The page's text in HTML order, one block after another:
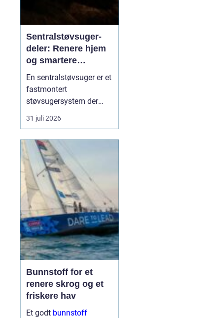
Sentralstøvsuger-
deler: Renere hjem
og smartere
rengjøring
En sentralstøvsuger er et
fastmontert
støvsugersystem der
motor og beholder står i
bod, garasje eller teknisk
sugekontakter finnes i
veggene rundt i boligen.
Du kobler bare slangen
til en kontakt, og støvet
transp...
31 juli 2026
Bunnstoff for et
renere skrog og et
friskere hav
Et godt bunnstoff